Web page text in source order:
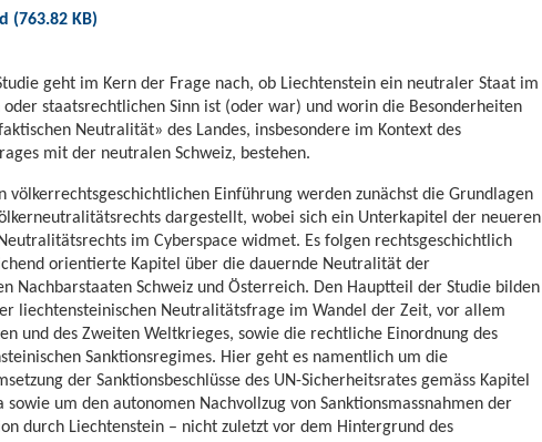
(763.82 KB)
geht im Kern der Frage nach, ob Liechtenstein ein neutraler Staat im
staatsrechtlichen Sinn ist (oder war) und worin die Besonderheiten
Neutralität» des Landes, insbesondere im Kontext des
mit der neutralen Schweiz, bestehen.
völkerrechtsgeschichtlichen Einführung werden zunächst die Grundlagen
dargestellt, wobei sich ein Unterkapitel der neueren
im Cyberspace widmet. Es folgen rechtsgeschichtlich
orientierte Kapitel über die dauernde Neutralität der
Nachbarstaaten Schweiz und Österreich. Den Hauptteil der Studie bilden
liechtensteinischen Neutralitätsfrage im Wandel der Zeit, vor allem
und des Zweiten Weltkrieges, sowie die rechtliche Einordnung des
Sanktionsregimes. Hier geht es namentlich um die
der Sanktionsbeschlüsse des UN-Sicherheitsrates gemäss Kapitel
sowie um den autonomen Nachvollzug von Sanktionsmassnahmen der
durch Liechtenstein – nicht zuletzt vor dem Hintergrund des